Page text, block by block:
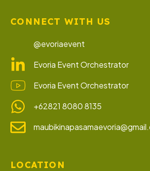
CONNECT WITH US
@evoriaevent
Evoria Event Orchestrator
Evoria Event Orchestrator
+62821 8080 8135
LOCATION